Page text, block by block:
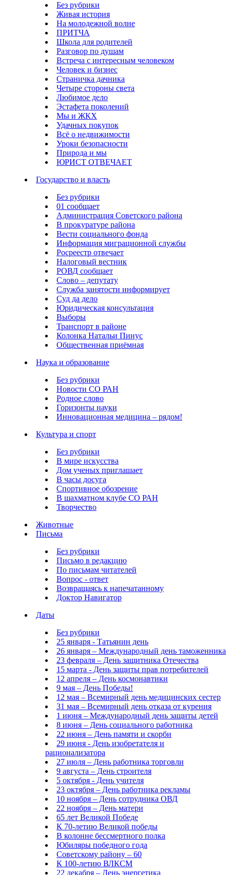
Без рубрики
Живая история
На молодежной волне
ПРИТЧА
Школа для родителей
Разговор по душам
Встреча с интересным человеком
Человек и бизнес
Страничка дачника
Четыре стороны света
Любимое дело
Эстафета поколений
Мы и ЖКХ
Удачных покупок
Всё о недвижимости
Уроки безопасности
Природа и мы
ЮРИСТ ОТВЕЧАЕТ
Государство и власть
Без рубрики
01 сообщает
Администрация Советского района
В прокуратуре района
Вести социального фонда
Информация миграционной службы
Росреестр отвечает
Налоговый вестник
РОВД сообщает
Слово – депутату
Служба занятости информирует
Суд да дело
Юридическая консультация
Выборы
Транспорт в районе
Колонка Натальи Пинус
Общественная приёмная
Наука и образование
Без рубрики
Новости СО РАН
Родное слово
Горизонты науки
Инновационная медицина – рядом!
Культура и спорт
Без рубрики
В мире искусства
Дом ученых приглашает
В часы досуга
Спортивное обозрение
В шахматном клубе СО РАН
Творчество
Животные
Письма
Без рубрики
Письмо в редакцию
По письмам читателей
Вопрос - ответ
Возвращаясь к напечатанному
Доктор Навигатор
Даты
Без рубрики
25 января - Татьянин день
26 января – Международный день таможенника
23 февраля – День защитника Отечества
15 марта - День защиты прав потребителей
12 апреля – День космонавтики
9 мая – День Победы!
12 мая – Всемирный день медицинских сестер
31 мая – Всемирный день отказа от курения
1 июня – Международный день защиты детей
8 июня – День социального работника
22 июня – День памяти и скорби
29 июня - День изобретателя и
рационализатора
27 июля – День работника торговли
9 августа – День строителя
5 октября - День учителя
23 октября – День работника рекламы
10 ноября – День сотрудника ОВД
22 ноября – День матери
65 лет Великой Победе
К 70-летию Великой победы
В колонне бессмертного полка
Юбиляры победного года
Советскому району – 60
К 100-летию ВЛКСМ
22 декабря – День энергетика